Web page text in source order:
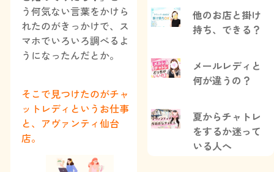
う何気ない言葉をかけら
れたのがきっかけで、ス
マホでいろいろ調べるよ
うになったんだとか。
そこで見つけたのがチャ
ットレディというお仕事
と、アヴァンティ仙台
店。
他のお店と掛け
持ち、できる？
メールレディと
何が違うの？
夏からチャトレ
をするか迷って
いる人へ